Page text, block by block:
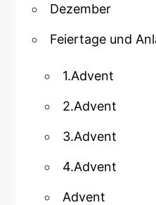
Dezember
Feiertage und
1.Advent
2.Advent
3.Advent
4.Advent
Advent